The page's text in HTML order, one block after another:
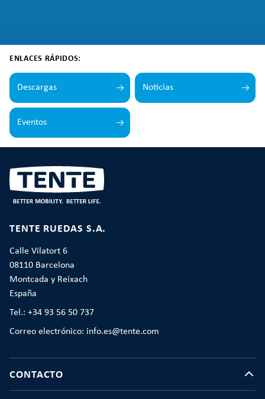
ENLACES RÁPIDOS:
Descargas Noticias
Eventos
TENTE RUEDAS S.A.
Calle Vilatort 6
08110 Barcelona
Montcada y Reixach
España
Tel.: +34 93 56 50 737
Correo electrónico: info.es@tente.com
CONTACTO